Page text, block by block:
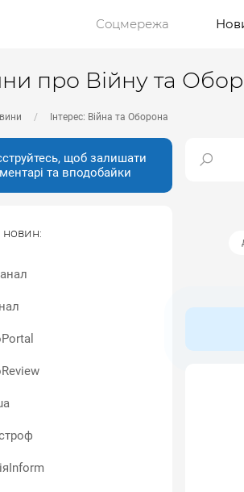
Соцмережа
про Війну та
Інтерес: Війна та Оборона
щоб залишати
та вподобайки